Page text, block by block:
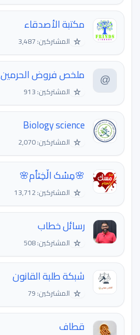
مكتبة الأصدقاء
☆ المشتركين: 3,487
ملخص فروض الحرمين
☆ المشتركين: 913
Biology science
☆ المشتركين: 2,070
🌸مِسْک اڵخِٿٱم🌸
☆ المشتركين: 13,712
رسائل خطاب
☆ المشتركين: 508
شبكة طلبة القانون
☆ المشتركين: 79
قطاف